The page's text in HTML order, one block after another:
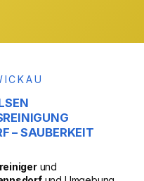
– SAUBERKEIT
und